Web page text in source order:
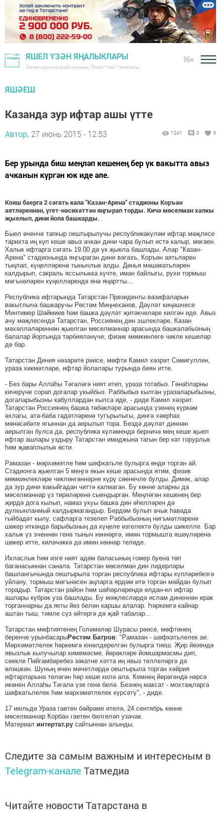
ЯШЕЛ ҮЗӘН ЯҢАЛЫКЛАРЫ
Зеленодольск районының "Яшел Үзән" газетасы
16+
ЯШӘЕШ
Казанда зур ифтар ашы үтте
Автор, 27 июнь 2015 - 12:53 1241 0 0
Бер урында биш меңләп кешенең бер үк вакытта авыз
ачканын күргән юк иде әле.
Кояш баерга 2 сәгать кала "Казан-Арена" стадионы Коръән
аятләреннән, үгет-нәсихәттән яңгырап торды. Кичә мөселман халкы
җыелып, дини йола башкарды.
Быел өченче тапкыр оештырылучы республикакүләм ифтар мәҗлесе
тарихта иң күп кеше авыз ачкан дини чара булып истә калыр, мөгаен.
Халык ифтарга сәгать 19.00 дә үк җыела башлады. Алар "Казан-
Арена" стадионында яңгыраган дини вәгазъ, Коръән аятьләрен
тыңлап, күңелләренә тынычлык алды. Дөнья мәшәкатьләрен
калдырып, сакраль яссылыкка күчте, иман байлыгы, рухи тормыш
мәгънәләрен күңелләрендә янә яңартты...
Республика ифтарында Татарстан Президенты вазифаларын
вакытлыча башкаручы Рөстәм Миңнеханов, Дәүләт киңәшчесе
Минтимер Шәймиев һәм башка дәүләт җитәкчеләре килгән иде. Авыз
ачу мәҗлесендә Татарстан, Россиянең дин эшлекләре, Казан
мәхәлләләреннән җыелган мөселманнар арасында башкалабызның
балалар йортында тәрбияләнүче, физик мөмкинлеге чикле кешеләр
дә бар.
Татарстан Диния нәзарәте рәисе, мөфти Камил хәзрәт Сәмигуллин,
ураза хикмәтләре, ифтар йолалары турында бәян итте.
- Без бары Аллаһы Тәгаләгә ният итеп, ураза тотабыз. Гөнаһларны
кичерүне сорап догалар укыйбыз. Раббыбыз кылган уразаларыбызны,
догаларыбызны кабуллардан кылса иде, - диде Камил хәзрәт.
Татарстан Россиянең башка төбәкләре арасында үзенең күркәм
әхлагы, ата-баба гадәтләренә тугърылыгы, дингә хәерһах
мөнәсәбәте ягыннан да аерылып тора. Бездә дәүләт диннән
аерылган булса да, республика күләмендә берничә мең кеше җыеп
ифтар ашлары уздыру Татарстан имиджына тагын бер кат горурлык
һәм җаваплылык өсти.
Рамазан - мәрхәмәтле һәм шәфкатьле булырга өнди торган ай.
Стадионга җыелган 5 меңгә якын кеше арасында ятим, физик
мөмкинлекләре чикләнгәннәрне күрү сөенечле булды. Димәк, алар
да зур дини вакыйгадан читтә калмаган. Бу көнне аларны да
мөселманнар үз тирәләренә сыендырган. Меңләгән кешенең бер
җирдә дога кылып, намаз укуы башка дин әһелләрен дә
дулкынланмый калдырмагандыр. Бердәм булып ачык һавада
гыйбадәт кылу, сафларга тезелеп Раббыбызның нигъмәтләренә
шөкер иткәндә барыбызның да күңеле изгелектә булды шикелле. Бар
халык үз эченнән генә тыныч көннәргә, имин тормышта яшәүләренә
шөкер итте, киләчәккә дә имин көннәр теләде.
Ихласлык һәм изге ният адәм баласының гомер буена төп
баганасыннан санала. Татарстан мөселман дин лидерлары
башлангычында оештырыла торган республика ифтары күпләребезгә
уйлану, тормыш мәгънәсен аңларга ярдәм итә торган мәйдан булып
торадыр. Татарстан район һәм шәһәрләрендә елдан-ел ифтар
ашлары күбрәк уза башлады. Бу мәҗлесләрдә ислам диненнән ерак
торганнарны да якты йөз белән каршы алалар. Һәркемгә кайнар
аштан тыш, тәмле сүз әйтергә дә җай табалар...
Татарстан мөфтиятенең Голәмәләр Шурасы рәисе, мөфтинең
беренче урынбасарыРөстәм Батров: "Рамазан - шәфкатьлелек ае.
Мәрхәмәтлелек һәркемгә юнәлдерелгән булырга тиеш. Җир йөзендә
явызлык кылучылар кимемәсме, йөрәкләре йомшармасмы дип,
сөекле Пәйгамбәребез зәкатне хәтта иң явыз теллеләргә дә
өләшкән. Шуның өчен мәчетләрдә оештырыла торган хәйрия
ифтарларына теләгән һәр кеше килә ала. Кемнең йөрәгендә нәрсә
икәнен Аллаһы Тәгалә үзе генә белә. Безнең максат - мохтаҗларга
шәфкатьлелек һәм мәрхәмәтлелек күрсәтү", - диде.
17 июльдә Ураза гаетен бәйрәме ителә, 24 сентябрь көнне
мөселманнар Корбан гаетен билгеләп узачак.
Материал интертат.ру сайтыннан алынды.
Следите за самым важным и интересным в
Telegram-канале Татмедиа
Читайте новости Татарстана в